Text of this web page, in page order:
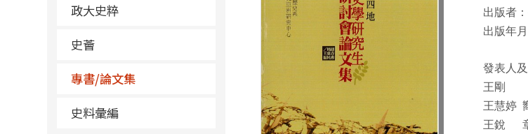
政大史粹
史薈
專書/論文集
史料彙編
出版者
出版年月
發表人及
王剛
王慧婷
王銳